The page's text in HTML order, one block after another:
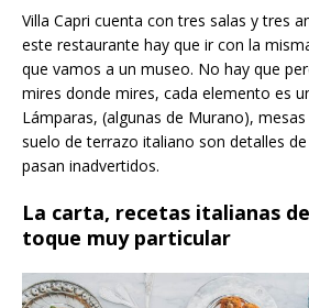
Villa Capri cuenta con tres salas y tres
este restaurante hay que ir con la
que vamos a un museo. No hay que
mires donde mires, cada elemento es
Lámparas, (algunas de Murano),
suelo de terrazo italiano son detalles
pasan inadvertidos.
La carta, recetas italianas
toque muy particular